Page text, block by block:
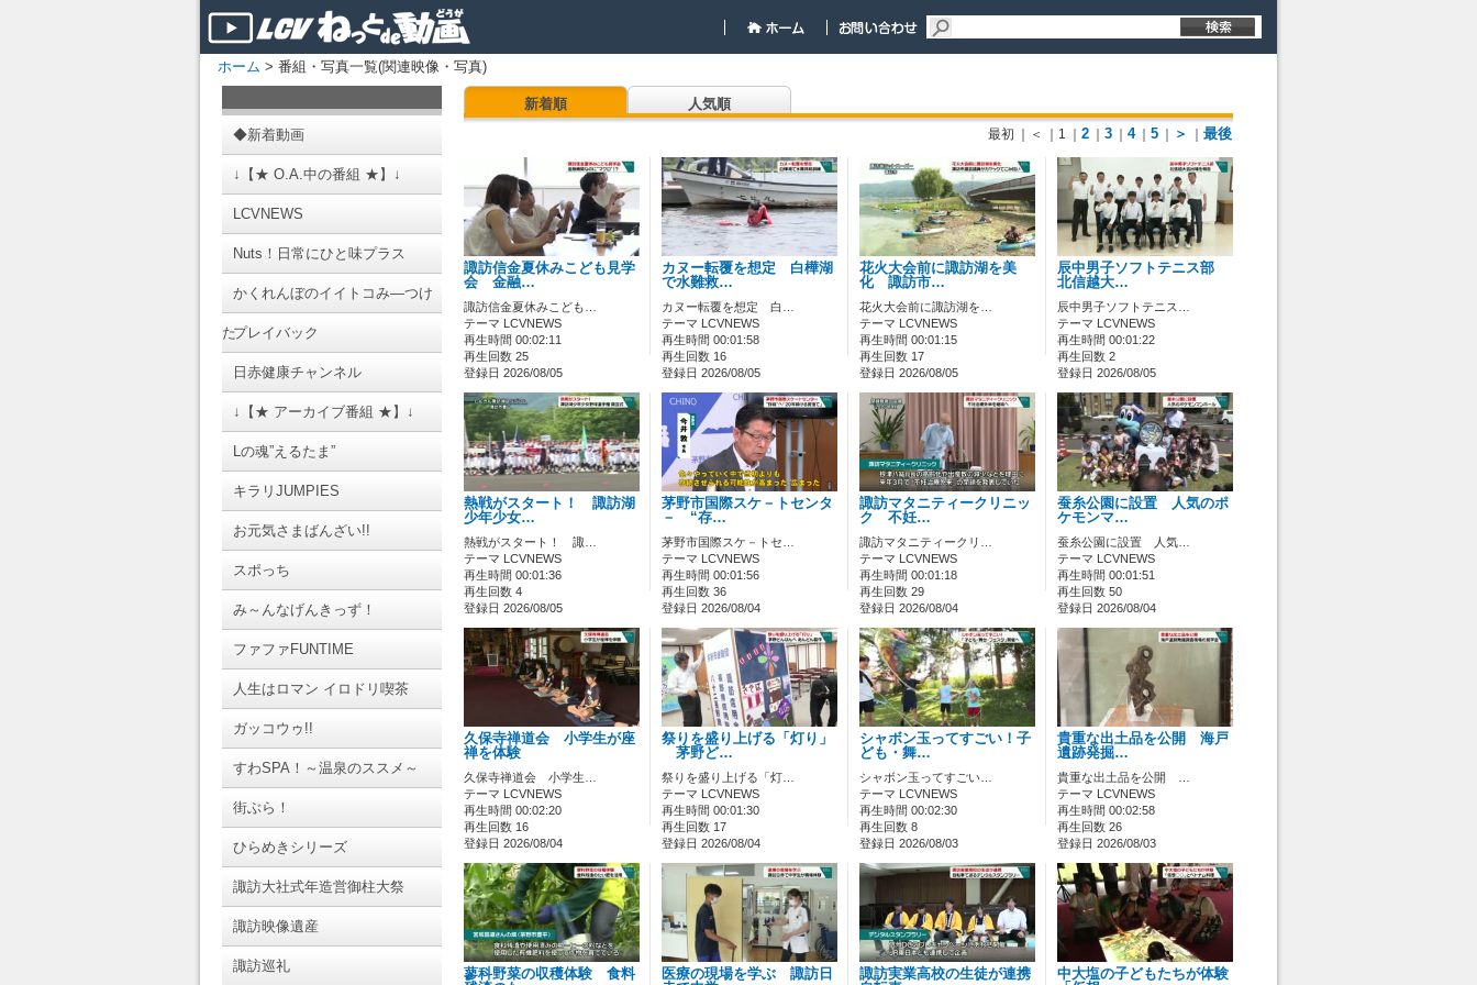
ホーム > 番組・写真一覧(関連映像・写真)
◆新着動画
↓【★ O.A.中の番組 ★】↓
LCVNEWS
Nuts！日常にひと味プラス
かくれんぼのイイトコみ―つけ
たプレイバック
日赤健康チャンネル
↓【★ アーカイブ番組 ★】↓
Lの魂”えるたま”
キラリJUMPIES
お元気さまばんざい!!
スポっち
み～んなげんきっず！
ファファFUNTIME
人生はロマン イロドリ喫茶
ガッコウゥ!!
すわSPA！～温泉のススメ～
街ぶら！
ひらめきシリーズ
諏訪大社式年造営御柱大祭
諏訪映像遺産
諏訪巡礼
新着順 人気順
最初 ｜＜ ｜1 2 3 4 5 ＞ 最後
諏訪信金夏休みこども見学
会 金融…
諏訪信金夏休みこども…
テーマ LCVNEWS
再生時間 00:02:11
再生回数 25
登録日 2026/08/05
カヌー転覆を想定 白樺湖
で水難救…
カヌー転覆を想定 白…
テーマ LCVNEWS
再生時間 00:01:58
再生回数 16
登録日 2026/08/05
花火大会前に諏訪湖を美
化 諏訪市…
花火大会前に諏訪湖を…
テーマ LCVNEWS
再生時間 00:01:15
再生回数 17
登録日 2026/08/05
辰中男子ソフトテニス部
北信越大…
辰中男子ソフトテニス…
テーマ LCVNEWS
再生時間 00:01:22
再生回数 2
登録日 2026/08/05
熱戦がスタート！ 諏訪湖
少年少女…
熱戦がスタート！ 諏…
テーマ LCVNEWS
再生時間 00:01:36
再生回数 4
登録日 2026/08/05
茅野市国際スケ－トセンタ
－ “存…
茅野市国際スケ－トセ…
テーマ LCVNEWS
再生時間 00:01:56
再生回数 36
登録日 2026/08/04
諏訪マタニティークリニッ
ク 不妊…
諏訪マタニティークリ…
テーマ LCVNEWS
再生時間 00:01:18
再生回数 29
登録日 2026/08/04
蚕糸公園に設置 人気のポ
ケモンマ…
蚕糸公園に設置 人気…
テーマ LCVNEWS
再生時間 00:01:51
再生回数 50
登録日 2026/08/04
久保寺禅道会 小学生が座
禅を体験
久保寺禅道会 小学生…
テーマ LCVNEWS
再生時間 00:02:20
再生回数 16
登録日 2026/08/04
祭りを盛り上げる「灯り」
茅野ど…
祭りを盛り上げる「灯…
テーマ LCVNEWS
再生時間 00:01:30
再生回数 17
登録日 2026/08/04
シャボン玉ってすごい！子
ども・舞…
シャボン玉ってすごい…
テーマ LCVNEWS
再生時間 00:02:30
再生回数 8
登録日 2026/08/03
貴重な出土品を公開 海戸
遺跡発掘…
貴重な出土品を公開 …
テーマ LCVNEWS
再生時間 00:02:58
再生回数 26
登録日 2026/08/03
蓼科野菜の収穫体験 食料
医療の現場を学ぶ 諏訪日
諏訪実業高校の生徒が連携
中大塩の子どもたちが体験